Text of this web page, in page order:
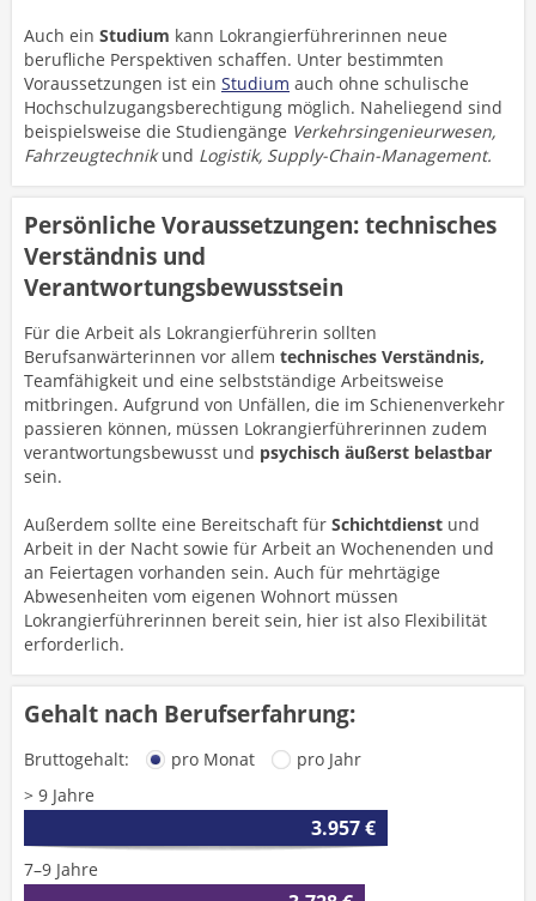
Auch ein Studium kann Lokrangierführerinnen neue
berufliche Perspektiven schaffen. Unter bestimmten
Voraussetzungen ist ein Studium auch ohne schulische
Hochschulzugangsberechtigung möglich. Naheliegend sind
beispielsweise die Studiengänge Verkehrsingenieurwesen,
Fahrzeugtechnikund Logistik, Supply-Chain-Management.
Persönliche Voraussetzungen: technisches
Verständnis und
Verantwortungsbewusstsein
Für die Arbeit als Lokrangierführerin sollten
Berufsanwärterinnen vor allem technisches Verständnis,
Teamfähigkeit und eine selbstständige Arbeitsweise
mitbringen. Aufgrund von Unfällen, die im Schienenverkehr
passieren können, müssen Lokrangierführerinnen zudem
verantwortungsbewusst und psychisch äußerst belastbar
sein.
Außerdem sollte eine Bereitschaft für Schichtdienst und
Arbeit in der Nacht sowie für Arbeit an Wochenenden und
an Feiertagen vorhanden sein. Auch für mehrtägige
Abwesenheiten vom eigenen Wohnort müssen
Lokrangierführerinnen bereit sein, hier ist also Flexibilität
erforderlich.
Gehalt nach Berufserfahrung:
Bruttogehalt: pro Monat
pro Jahr
> 9 Jahre
3.957 €
7–9 Jahre